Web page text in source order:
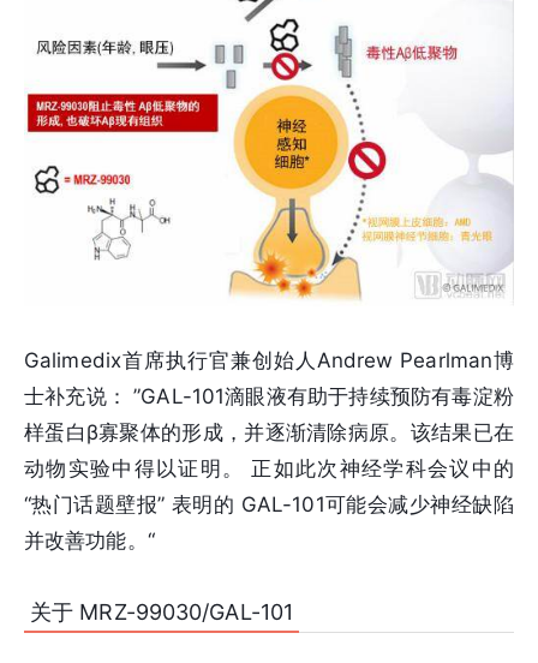
Galimedix首席执行官兼创始人Andrew Pearlman博
士补充说： ”GAL-101滴眼液有助于持续预防有毒淀粉
样蛋白β寡聚体的形成，并逐渐清除病原。该结果已在
动物实验中得以证明。 正如此次神经学科会议中的
“热门话题壁报” 表明的 GAL-101可能会减少神经缺陷
并改善功能。“
关于 MRZ-99030/GAL-101